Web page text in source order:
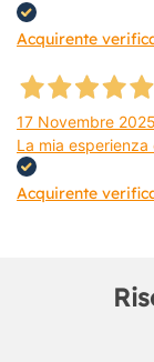
Acquirente
17 Novembre 2025
La mia
Acquirente